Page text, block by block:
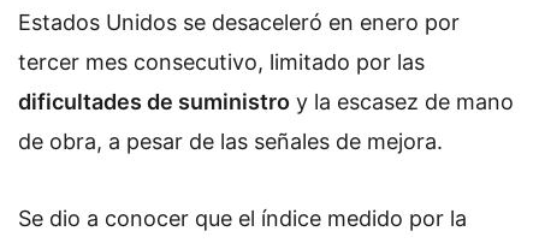
Estados Unidos se desaceleró en enero por
tercer mes consecutivo, limitado por las
dificultades de suministro y la escasez de mano
de obra, a pesar de las señales de mejora.
Se dio a conocer que el índice medido por la